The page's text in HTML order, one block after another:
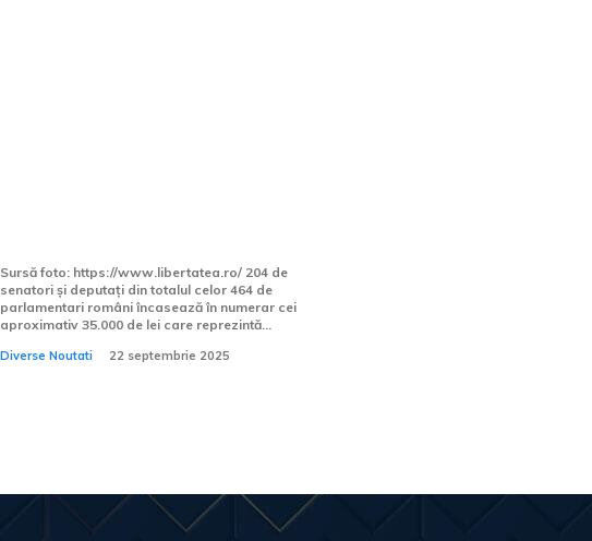
Sursă foto: https://www.libertatea.ro/ 204 de
senatori și deputați din totalul celor 464 de
parlamentari români încasează în numerar cei
aproximativ 35.000 de lei care reprezintă...
Diverse Noutati 22 septembrie 2025